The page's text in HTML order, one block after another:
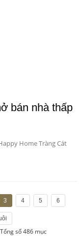
bán nhà thấp
Home Tràng Cát
3 4 5 6
số 486 mục